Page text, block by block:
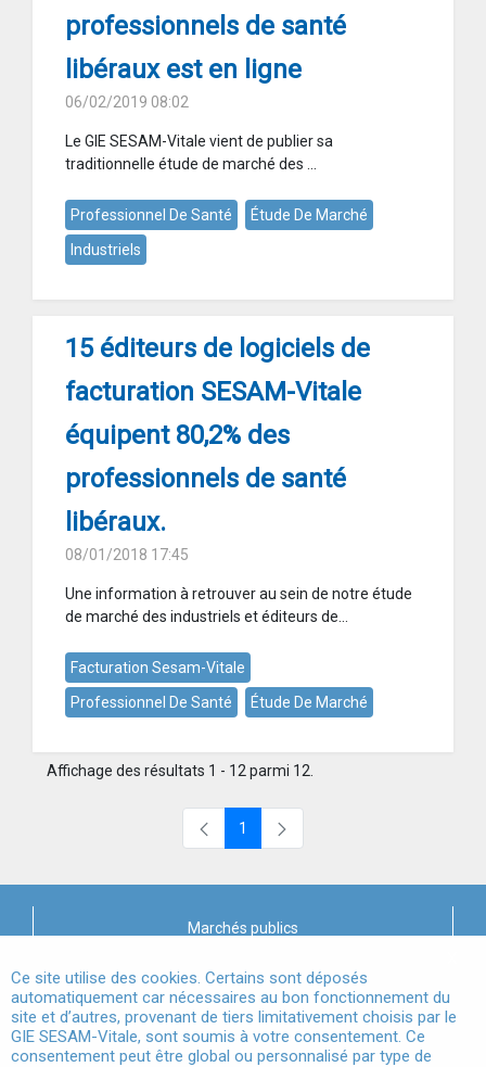
professionnels de santé
libéraux est en ligne
06/02/2019 08:02
Le GIE SESAM-Vitale vient de publier sa
traditionnelle étude de marché des ...
Professionnel De Santé
Étude De Marché
Industriels
15 éditeurs de logiciels de
facturation SESAM-Vitale
équipent 80,2% des
professionnels de santé
libéraux.
08/01/2018 17:45
Une information à retrouver au sein de notre étude
de marché des industriels et éditeurs de...
Facturation Sesam-Vitale
Professionnel De Santé
Étude De Marché
Affichage des résultats 1 - 12 parmi 12.
Page
1
Marchés publics
Mentions légales
Conditions Générales d'Utilisation
Données à Caractère Personnel
Ce site utilise des cookies. Certains sont déposés
automatiquement car nécessaires au bon fonctionnement du
site et d’autres, provenant de tiers limitativement choisis par le
GIE SESAM-Vitale, sont soumis à votre consentement. Ce
consentement peut être global ou personnalisé par type de